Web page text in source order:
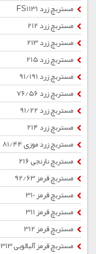
مستربچ زرد FS1131
مستربچ زرد 212
مستربچ زرد 213
مستربچ زرد 215
مستربچ زرد 91/191
مستربچ زرد 76/56
مستربچ زرد 91/22
مستربچ زرد 214
مستربچ زرد موزی 81/44
مستربچ نارنجی 216
مستربچ قرمز 92/63
مستربچ قرمز 310
مستربچ قرمز 311
مستربچ قرمز 312
مستربچ قرمز آلبالویی 313